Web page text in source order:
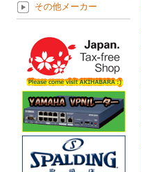
その他メーカー